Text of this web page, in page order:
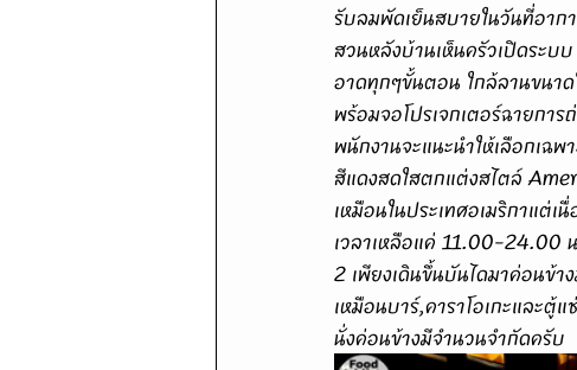
รับลมพัดเย็นสบายในวันที่อา
สวนหลังบ้านเห็นครัวเปิดระบ
อาดทุกๆขั้นตอน ใกล้ลานขนา
พร้อมจอโปรเจกเตอร์ฉายก
พนักงานจะแนะนำให้เลือกเฉ
สีแดงสดใสตกแต่งสไตล์
เหมือนในประเทศอเมริกาแต่
เวลาเหลือแค่ 11.00-24.00
2 เพียงเดินขึ้นบันไดมาค่อนข้
เหมือนบาร์,คาราโอเกะและตู้
นั่งค่อนข้างมีจำนวนจำกัดครับ